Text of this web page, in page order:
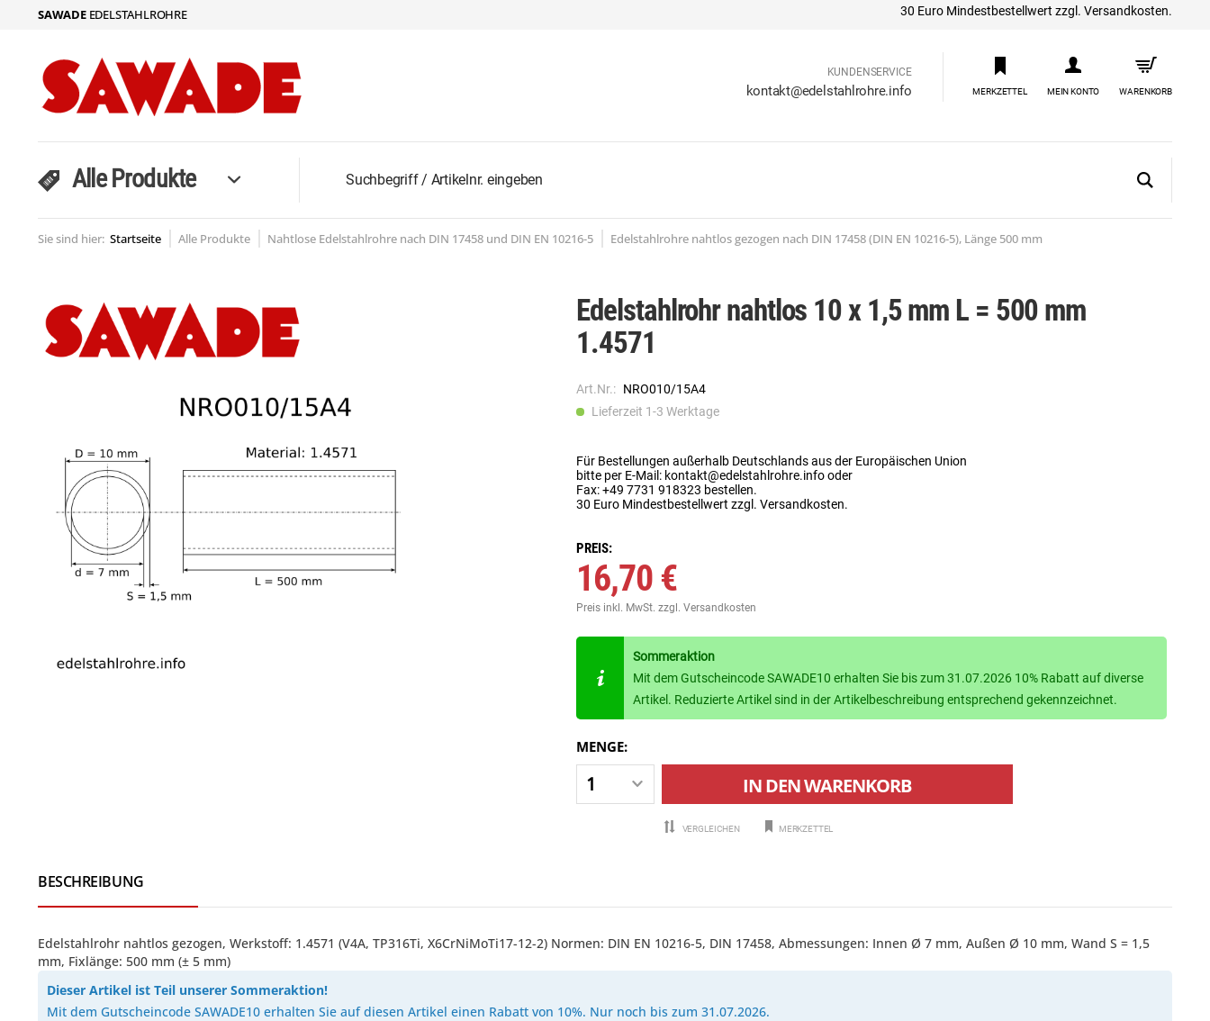
SAWADEEDELSTAHLROHRE 30 Euro Mindestbestellwert zzgl. Versandkosten.
KUNDENSERVICE
kontakt@edelstahlrohre.info MERKZETTEL MEIN KONTO WARENKORB
Alle Produkte
Sie sind hier: Startseite Alle Produkte Nahtlose Edelstahlrohre nach DIN 17458 und DIN EN 10216-5 Edelstahlrohre nahtlos gezogen nach DIN 17458 (DIN EN 10216-5), Länge 500 mm
Edelstahlrohr nahtlos 10 x 1,5 mm L = 500 mm
1.4571
Art.Nr.: NRO010/15A4
Lieferzeit 1-3 Werktage
Für Bestellungen außerhalb Deutschlands aus der Europäischen Union
bitte per E-Mail: kontakt@edelstahlrohre.info oder
Fax: +49 7731 918323 bestellen.
30 Euro Mindestbestellwert zzgl. Versandkosten.
PREIS:
16,70 €
Preis inkl. MwSt.zzgl. Versandkosten
Sommeraktion
Mit dem Gutscheincode SAWADE10 erhalten Sie bis zum 31.07.2026 10% Rabatt auf diverse
Artikel. Reduzierte Artikel sind in der Artikelbeschreibung entsprechend gekennzeichnet.
MENGE:
IN DENWARENKORB
VERGLEICHEN MERKZETTEL
BESCHREIBUNG
Edelstahlrohr nahtlos gezogen, Werkstoff: 1.4571 (V4A, TP316Ti, X6CrNiMoTi17-12-2) Normen: DIN EN 10216-5, DIN 17458, Abmessungen: Innen Ø 7 mm, Außen Ø 10 mm, Wand S = 1,5
mm, Fixlänge: 500 mm (± 5 mm)
Dieser Artikel ist Teil unserer Sommeraktion!
Mit dem Gutscheincode SAWADE10 erhalten Sie auf diesen Artikel einen Rabatt von 10%. Nur noch bis zum 31.07.2026.